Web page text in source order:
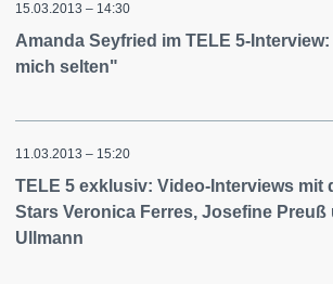
15.03.2013 – 14:30
Amanda Seyfried im TELE 5-
mich selten"
11.03.2013 – 15:20
TELE 5 exklusiv: Video-Interviews mit
Stars Veronica Ferres, Josefine
Ullmann